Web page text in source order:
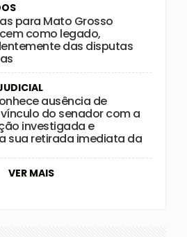
para Mato Grosso
como legado,
das disputas
ausência de
do senador com a
investigada e
sua retirada imediata da
VER MAIS